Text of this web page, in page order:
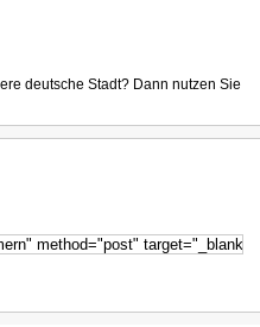
deutsche Stadt? Dann nutzen Sie